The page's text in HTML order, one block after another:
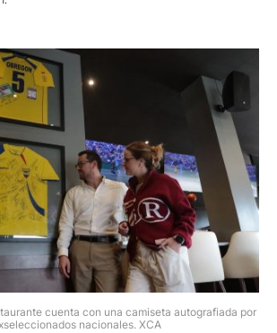
cuenta con una camiseta autografiada por
nacionales. XCA